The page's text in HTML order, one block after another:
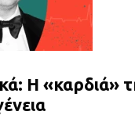
Η «καρδιά»